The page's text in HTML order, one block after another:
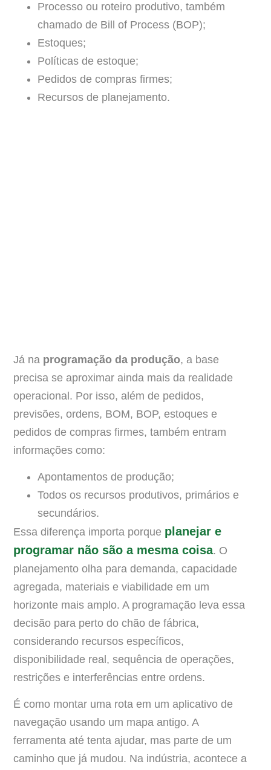
Processo ou roteiro produtivo, também
chamado de Bill of Process (BOP);
Estoques;
Políticas de estoque;
Pedidos de compras firmes;
Recursos de planejamento.
Já na programação da produção, a base
precisa se aproximar ainda mais da realidade
operacional. Por isso, além de pedidos,
previsões, ordens, BOM, BOP, estoques e
pedidos de compras firmes, também entram
informações como:
Apontamentos de produção;
Todos os recursos produtivos, primários e
secundários.
Essa diferença importa porque planejar e
programar não são a mesma coisa. O
planejamento olha para demanda, capacidade
agregada, materiais e viabilidade em um
horizonte mais amplo. A programação leva essa
decisão para perto do chão de fábrica,
considerando recursos específicos,
disponibilidade real, sequência de operações,
restrições e interferências entre ordens.
É como montar uma rota em um aplicativo de
navegação usando um mapa antigo. A
ferramenta até tenta ajudar, mas parte de um
caminho que já mudou. Na indústria, acontece a